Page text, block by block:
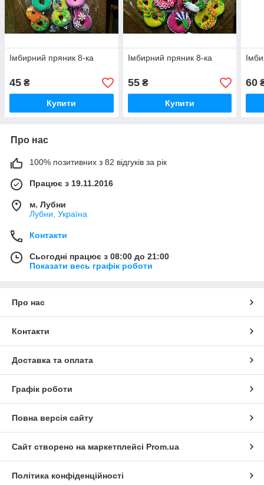
Імбирний пряник 8-ка
45 ₴
Купити
Імбирний пряник 8-ка
55₴
Купити
60
Про нас
100% позитивних з 82 відгуків за рік
Працює з 19.11.2016
м. Лубни
Лубни, Україна
Контакти
Сьогодні працює з 08:00 до 21:00
Показати весь графік роботи
Про нас
Контакти
Доставка та оплата
Графік роботи
Повна версія сайту
Сайт створено на маркетплейсі Prom.ua
Політика конфіденційності